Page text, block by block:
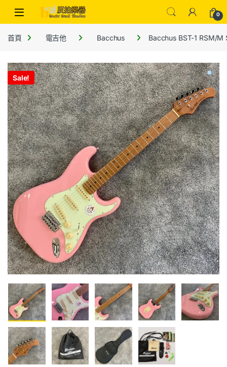
0
首頁 電吉他 Bacchus Bacchus BST-1 RSM/M
Sale!